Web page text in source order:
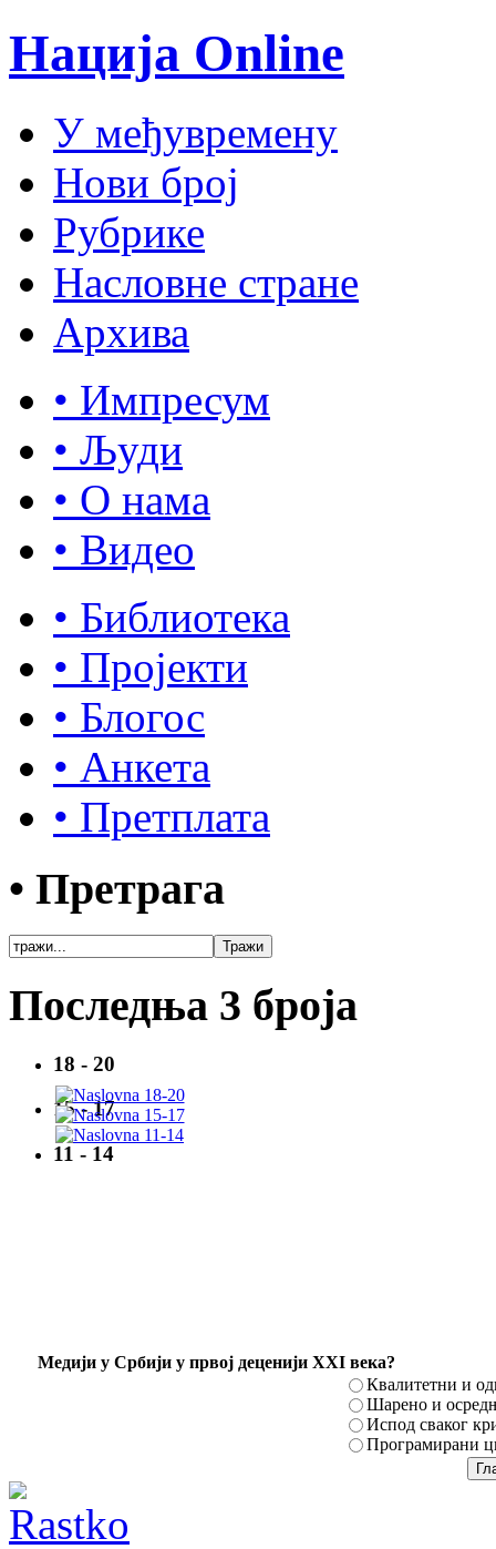
Нација Online
У међувремену
Нови број
Рубрике
Насловне стране
Архива
• Импресум
• Људи
• О нама
• Видео
• Библиотека
• Пројекти
• Блогос
• Анкета
• Претплата
• Претрага
Последња 3 броја
18 - 20
15 - 17
11 - 14
Mедији у Србији у првој деценији XXI века?
Квалитетни и
Шарено и
Испод сваког
Програмирани